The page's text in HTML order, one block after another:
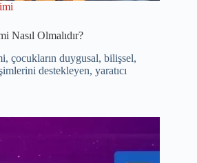
Nasıl Olmalıdır?
çocukların duygusal, bilişsel,
destekleyen, yaratıcı